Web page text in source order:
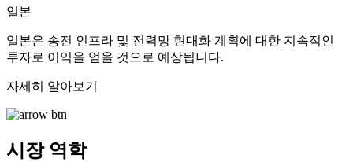
일본
일본은 송전 인프라 및 전력망 현대화 계획에 대한 지속적인
투자로 이익을 얻을 것으로 예상됩니다.
자세히 알아보기
시장 역학